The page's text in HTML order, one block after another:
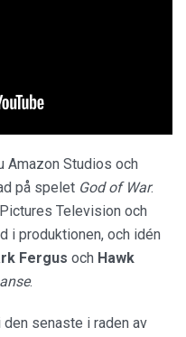
Amazon Studios och
på spelet God of War.
Television och
i produktionen, och idén
Fergus och Hawk
.
senaste i raden av